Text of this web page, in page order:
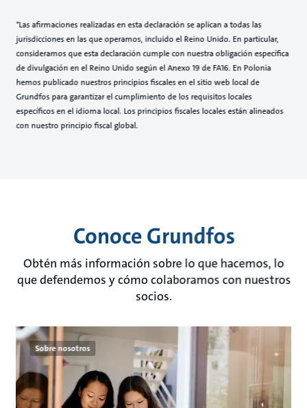
*Las afirmaciones realizadas en esta declaración se aplican a todas las
jurisdicciones en las que operamos, incluido el Reino Unido. En particular,
consideramos que esta declaración cumple con nuestra obligación específica
de divulgación en el Reino Unido según el Anexo 19 de FA16. En Polonia
hemos publicado nuestros principios fiscales en el sitio web local de
Grundfos para garantizar el cumplimiento de los requisitos locales
específicos en el idioma local. Los principios fiscales locales están alineados
con nuestro principio fiscal global.
Conoce Grundfos
Obtén más información sobre lo que hacemos, lo
que defendemos y cómo colaboramos con nuestros
socios.
Sobre nosotros